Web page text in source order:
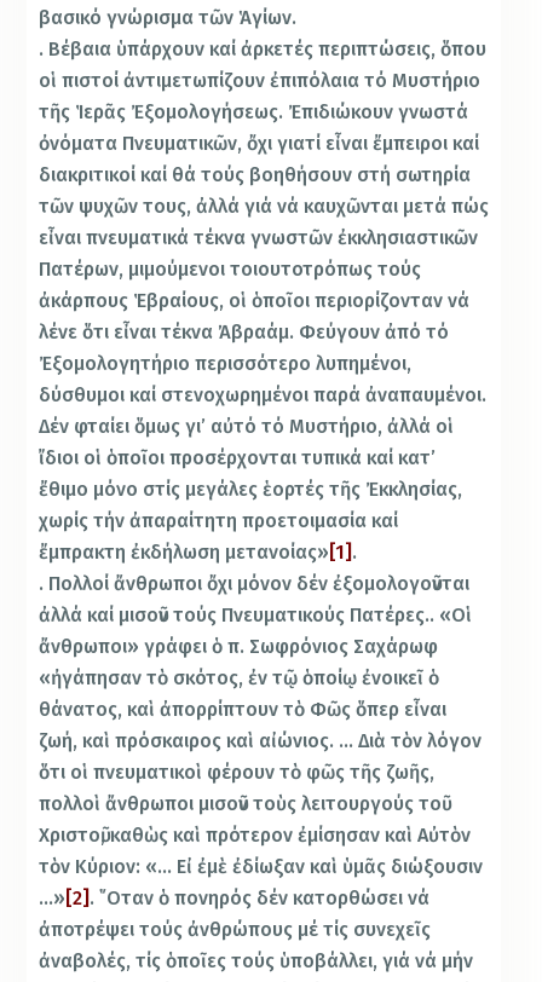
βασικό γνώρισμα τῶν Ἁγίων.
. Βέβαια ὑπάρχουν καί ἀρκετές περιπτώσεις, ὅπου
οἱ πιστοί ἀντιμετωπίζουν ἐπιπόλαια τό Μυστήριο
τῆς Ἱερᾶς Ἐξομολογήσεως. Ἐπιδιώκουν γνωστά
ὀνόματα Πνευματικῶν, ὄχι γιατί εἶναι ἔμπειροι καί
διακριτικοί καί θά τούς βοηθήσουν στή σωτηρία
τῶν ψυχῶν τους, ἀλλά γιά νά καυχῶνται μετά πώς
εἶναι πνευματικά τέκνα γνωστῶν ἐκκλησιαστικῶν
Πατέρων, μιμούμενοι τοιουτοτρόπως τούς
ἀκάρπους Ἑβραίους, οἱ ὁποῖοι περιορίζονταν νά
λένε ὅτι εἶναι τέκνα Ἀβραάμ. Φεύγουν ἀπό τό
Ἐξομολογητήριο περισσότερο λυπημένοι,
δύσθυμοι καί στενοχωρημένοι παρά ἀναπαυμένοι.
Δέν φταίει ὅμως γι’ αὐτό τό Μυστήριο, ἀλλά οἱ
ἴδιοι οἱ ὁποῖοι προσέρχονται τυπικά καί κατ’
ἔθιμο μόνο στίς μεγάλες ἑορτές τῆς Ἐκκλησίας,
χωρίς τήν ἀπαραίτητη προετοιμασία καί
ἔμπρακτη ἐκδήλωση μετανοίας» [1] .
. Πολλοί ἄνθρωποι ὄχι μόνον δέν ἐξομολογοῦνται
ἀλλά καί μισοῦν τούς Πνευματικούς Πατέρες.. «Οἱ
ἄνθρωποι» γράφει ὁ π. Σωφρόνιος Σαχάρωφ
«ἠγάπησαν τὸ σκότος, ἐν τῷ ὁποίῳ ἐνοικεῖ ὁ
θάνατος, καὶ ἀπορρίπτουν τὸ Φῶς ὅπερ εἶναι
ζωή, καὶ πρόσκαιρος καὶ αἰώνιος. … Διὰ τὸν λόγον
ὅτι οἱ πνευματικοὶ φέρουν τὸ φῶς τῆς ζωῆς,
πολλοὶ ἄνθρωποι μισοῦν τοὺς λειτουργούς τοῦ
Χριστοῦ, καθὼς καὶ πρότερον ἐμίσησαν καὶ Αὐτὸν
τὸν Κύριον: «… Εἰ ἐμὲ ἐδίωξαν καὶ ὑμᾶς διώξουσιν
…» [2] . ῞Οταν ὁ πονηρός δέν κατορθώσει νά
ἀποτρέψει τούς ἀνθρώπους μέ τίς συνεχεῖς
ἀναβολές, τίς ὁποῖες τούς ὑποβάλλει, γιά νά μήν